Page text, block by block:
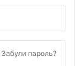
Забули пароль?